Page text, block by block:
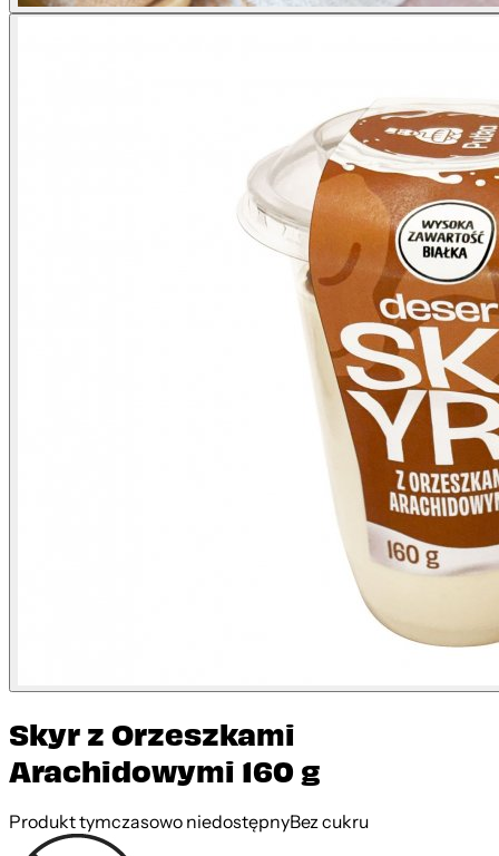
Skyr z Orzeszkami
Arachidowymi 160 g
Produkt tymczasowo niedostępnyBez cukru